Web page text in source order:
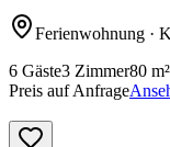
Ferienwohnung ·
6 Gäste3 Zimmer80 m²
Preis auf Anfrage